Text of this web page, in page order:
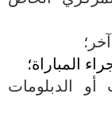
أو الدبلومات